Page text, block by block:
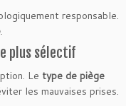
responsable.
.
plus sélectif
Le type de piège
les mauvaises prises.